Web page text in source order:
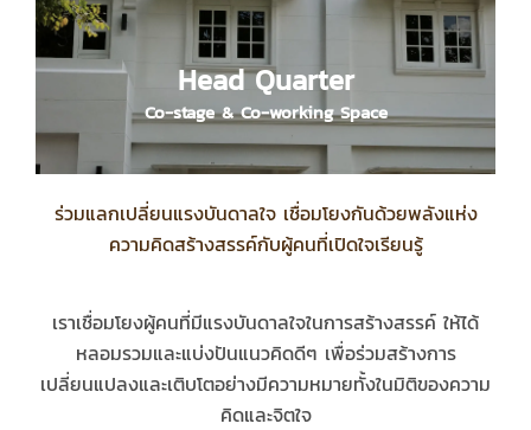
Head Quarter
Co-stage & Co-working Space
Head Quarter
Co-stage & Co-working Space
ร่วมแลกเปลี่ยนแรงบันดาลใจ เชื่อมโยงกันด้วยพลังแห่ง
ความคิดสร้างสรรค์กับผู้คนที่เปิดใจเรียนรู้
เราเชื่อมโยงผู้คนที่มีแรงบันดาลใจในการสร้างสรรค์ ให้ได้
หลอมรวมและแบ่งปันแนวคิดดีๆ เพื่อร่วมสร้างการ
เปลี่ยนแปลงและเติบโตอย่างมีความหมายทั้งในมิติของความ
คิดและจิตใจ